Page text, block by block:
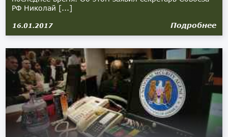
РФ Николай [...]
16.01.2017 Подробнее